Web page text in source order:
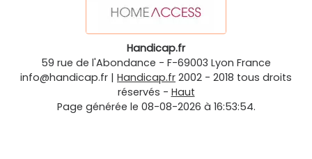
Handicap.fr
59 rue de l'Abondance - F-69003 Lyon France
info@handicap.fr | Handicap.fr 2002 - 2018 tous droits
réservés - Haut
Page générée le 08-08-2026 à 16:53:54.